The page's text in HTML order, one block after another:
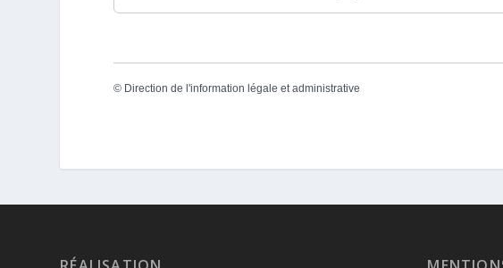
© Direction de l'information légale et administrative